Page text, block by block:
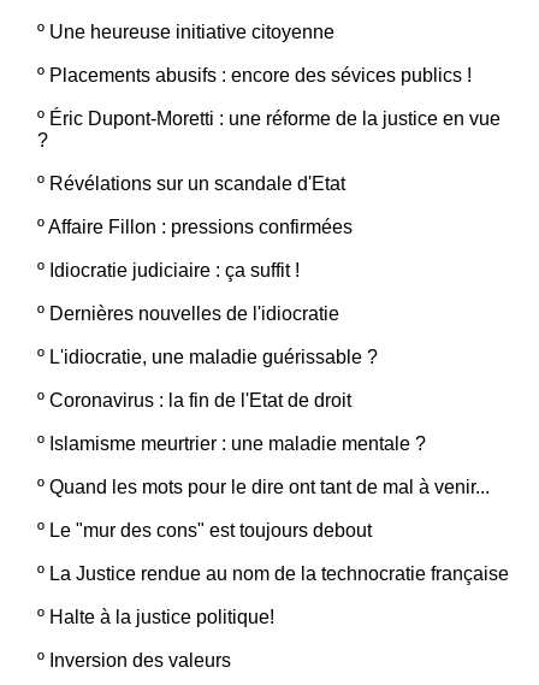
º Une heureuse initiative citoyenne
º Placements abusifs : encore des sévices publics !
º Éric Dupont-Moretti : une réforme de la justice en vue
?
º Révélations sur un scandale d'Etat
ºAffaire Fillon : pressions confirmées
º Idiocratie judiciaire : ça suffit !
º Dernières nouvelles de l'idiocratie
º L'idiocratie, une maladie guérissable ?
º Coronavirus : la fin de l'Etat de droit
º Islamisme meurtrier : une maladie mentale ?
º Quand les mots pour le dire ont tant de mal à venir...
º Le "mur des cons" est toujours debout
º La Justice rendue au nom de la technocratie française
º Halte à la justice politique!
º Inversion des valeurs